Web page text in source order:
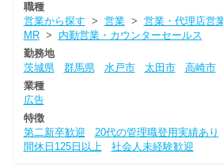
職種
営業から探す > 営業> 営業・代理店営
MR> 内勤営業・カウンターセールス
勤務地
茨城県
群馬県 水戸市 太田市
高崎市
業種
広告
特徴
第二新卒歓迎
20代の管理職登用実績あり
間休日125日以上
社会人未経験歓迎